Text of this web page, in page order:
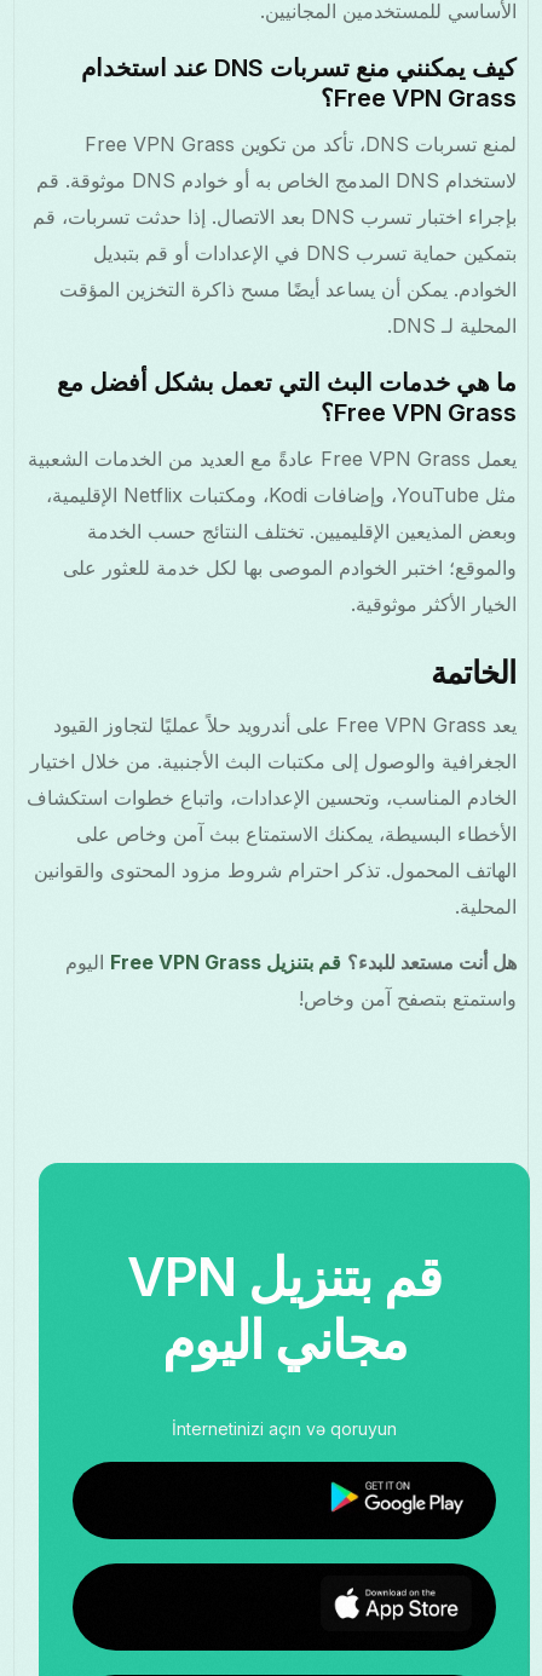
الأساسي للمستخدمين المجانيين.
كيف يمكنني منع تسربات DNS عند استخدام
Free VPN Grass؟
لمنع تسربات DNS، تأكد من تكوين Free VPN Grass
لاستخدام DNS المدمج الخاص به أو خوادم DNS موثوقة. قم
بإجراء اختبار تسرب DNS بعد الاتصال. إذا حدثت تسربات، قم
بتمكين حماية تسرب DNS في الإعدادات أو قم بتبديل
الخوادم. يمكن أن يساعد أيضًا مسح ذاكرة التخزين المؤقت
المحلية لـ DNS.
ما هي خدمات البث التي تعمل بشكل أفضل مع
Free VPN Grass؟
يعمل Free VPN Grass عادةً مع العديد من الخدمات الشعبية
مثل YouTube، وإضافات Kodi، ومكتبات Netflix الإقليمية،
وبعض المذيعين الإقليميين. تختلف النتائج حسب الخدمة
والموقع؛ اختبر الخوادم الموصى بها لكل خدمة للعثور على
الخيار الأكثر موثوقية.
الخاتمة
يعد Free VPN Grass على أندرويد حلاً عمليًا لتجاوز القيود
الجغرافية والوصول إلى مكتبات البث الأجنبية. من خلال اختيار
الخادم المناسب، وتحسين الإعدادات، واتباع خطوات استكشاف
الأخطاء البسيطة، يمكنك الاستمتاع ببث آمن وخاص على
الهاتف المحمول. تذكر احترام شروط مزود المحتوى والقوانين
المحلية.
هل أنت مستعد للبدء؟ قم بتنزيل Free VPN Grass
اليوم
واستمتع بتصفح آمن وخاص!
قم بتنزيل VPN
مجاني اليوم
İnternetinizi açın və qoruyun